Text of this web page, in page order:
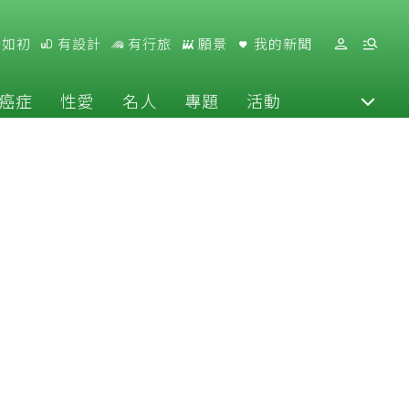
初 有設計 有行旅 願景 我的新聞
症 性愛 名人 專題 活動